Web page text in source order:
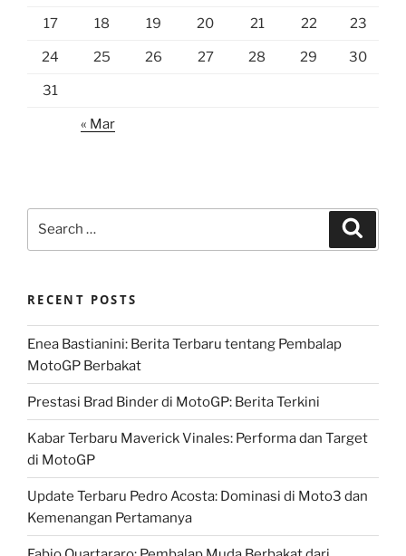
17 18 19 20 21 22 23
24 25 26 27 28 29 30
31
« Mar
RECENT POSTS
Enea Bastianini: Berita Terbaru tentang Pembalap
MotoGP Berbakat
Prestasi Brad Binder di MotoGP: Berita Terkini
Kabar Terbaru Maverick Vinales: Performa dan Target
di MotoGP
Update Terbaru Pedro Acosta: Dominasi di Moto3 dan
Kemenangan Pertamanya